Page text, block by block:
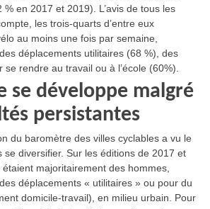
en 2017 et 2019). L’avis de tous les
les trois-quarts d’entre eux
au moins une fois par semaine,
déplacements utilitaires (68 %), des
rendre au travail ou à l’école (60%).
se développe malgré
persistantes
du baromètre des villes cyclables a vu le
se diversifier. Sur les éditions de 2017 et
majoritairement des hommes,
déplacements « utilitaires » ou pour du
domicile-travail), en milieu urbain. Pour